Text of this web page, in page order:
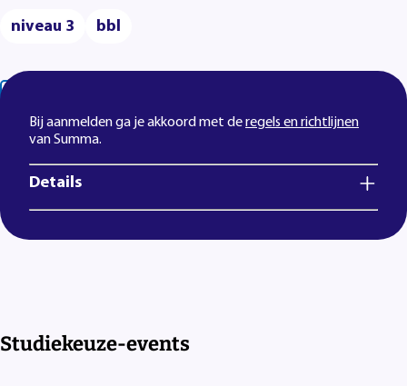
niveau 3 bbl
Bij aanmelden ga je akkoord met deregels en richtlijnen
van Summa.
Details
Studiekeuze-events